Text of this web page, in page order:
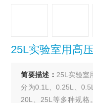
25L实验室用高
简要描述： 25L实验室
分为0.1L、0.25L、
20L、25L等多种规格